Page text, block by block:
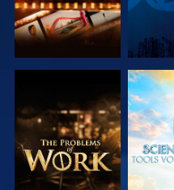
VERKEN DE
SERIE